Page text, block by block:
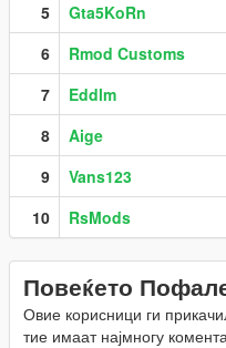
5 Gta5KoRn
6
Rmod Customs
7
Eddlm
8
Aige
9
Vans123
10
RsMods
Повеќето
Овие корисници ги
тие имаат најмногу